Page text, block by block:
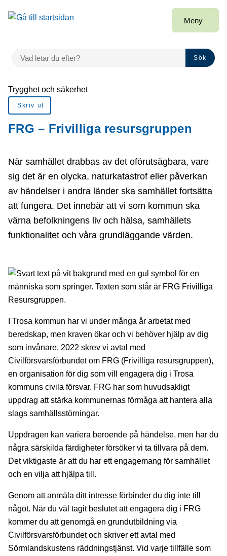
Gå till innehåll
till sidomeny
Meny
VAD LETAR DU EFTER?
Sök
Du är här:
Trygghet och säkerhet
Skriv ut
FRG – Frivilliga resursgruppen
När samhället drabbas av det oförutsägbara, vare
sig det är en olycka, naturkatastrof eller påverkan
av händelser i andra länder ska samhället fortsätta
att fungera. Det innebär att vi som kommun ska
värna befolkningens liv och hälsa, samhällets
funktionalitet och våra grundläggande värden.
I Trosa kommun har vi under många år arbetat med
beredskap, men kraven ökar och vi behöver hjälp av dig
som invånare. 2022 skrev vi avtal med
Civilförsvarsförbundet om FRG (Frivilliga resursgruppen),
en organisation för dig som vill engagera dig i Trosa
kommuns civila försvar. FRG har som huvudsakligt
uppdrag att stärka kommunernas förmåga att hantera alla
slags samhällsstörningar.
Uppdragen kan variera beroende på händelse, men har du
några särskilda färdigheter försöker vi ta tillvara på dem.
Det viktigaste är att du har ett engagemang för samhället
och en vilja att hjälpa till.
Genom att anmäla ditt intresse förbinder du dig inte till
något. När du väl tagit beslutet att engagera dig i FRG
kommer du att genomgå en grundutbildning via
Civilförsvarsförbundet och skriver ett avtal med
Sörmlandskustens räddningstjänst. Vid varje tillfälle som